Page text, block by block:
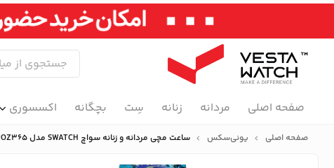
صفحه اصلی مردانه زنانه سِت بچگانه اکسسوری
صفحه اصلی یونی‌سکس ساعت مچی مردانه و زنانه سواچ SWATCH مدل SUOZ365